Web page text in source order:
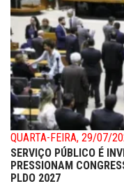
QUARTA-FEIRA, 29/07/
SERVIÇO PÚBLICO É
PRESSIONAM
PLDO 2027